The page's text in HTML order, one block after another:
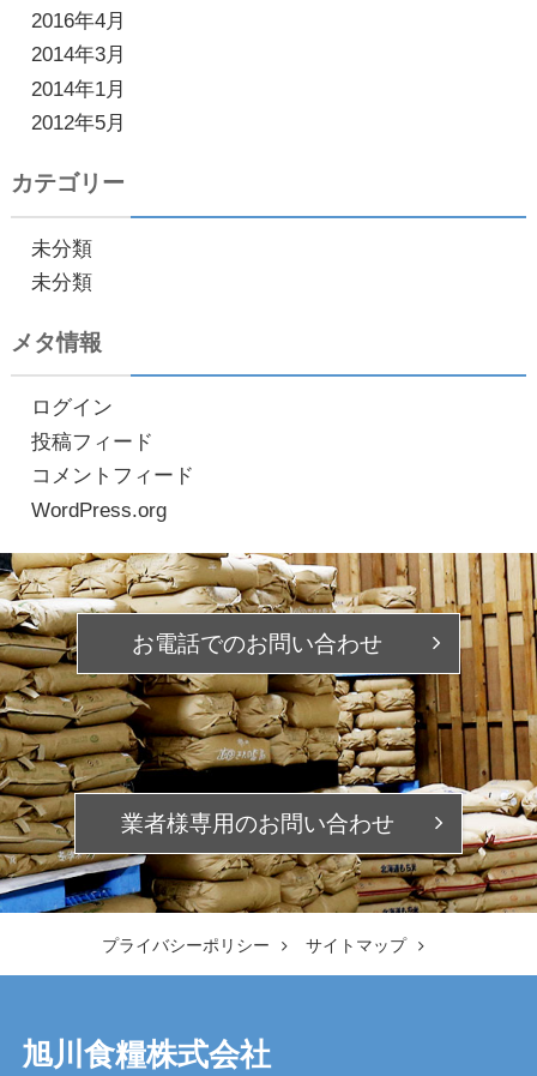
2016年4月
2014年3月
2014年1月
2012年5月
カテゴリー
未分類
未分類
メタ情報
ログイン
投稿フィード
コメントフィード
WordPress.org
お電話でのお問い合わせ
業者様専用のお問い合わせ
プライバシーポリシー サイトマップ
旭川食糧株式会社